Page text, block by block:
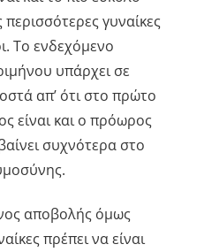
περισσότερες γυναίκες
Το ενδεχόμενο
υπάρχει σε
απ’ ότι στο πρώτο
είναι και ο πρόωρος
συχνότερα στο
αποβολής όμως
πρέπει να είναι